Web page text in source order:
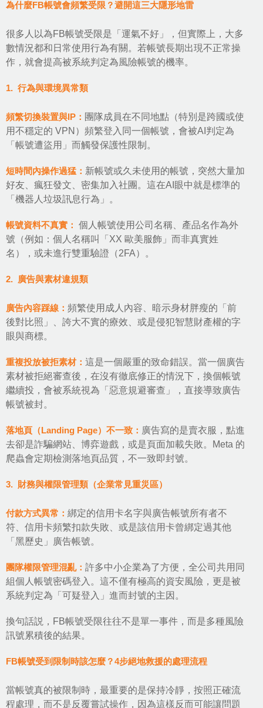
為什麼FB帳號會頻繁受限？避開這三大隱形地雷
很多人以為FB帳號受限是「運氣不好」，但實際上，大多
數情況都和日常使用行為有關。若帳號長期出現不正常操
作，就會提高被系統判定為風險帳號的機率。
1. 行為與環境異常類
頻繁切換裝置與IP： 團隊成員在不同地點（特別是跨國或使
用不穩定的 VPN）頻繁登入同一個帳號，會被AI判定為
「帳號遭盜用」而觸發保護性限制。
短時間內操作過猛： 新帳號或久未使用的帳號，突然大量加
好友、瘋狂發文、密集加入社團。這在AI眼中就是標準的
「機器人垃圾訊息行為」。
帳號資料不真實： 個人帳號使用公司名稱、產品名作為外
號（例如：個人名稱叫「XX 歐美服飾」而非真實姓
名），或未進行雙重驗證（2FA）。
2. 廣告與素材違規類
廣告內容踩線： 頻繁使用成人內容、暗示身材胖瘦的「前
後對比照」、誇大不實的療效、或是侵犯智慧財產權的字
眼與商標。
重複投放被拒素材： 這是一個嚴重的致命錯誤。當一個廣告
素材被拒絕審查後，在沒有徹底修正的情況下，換個帳號
繼續投，會被系統視為「惡意規避審查」，直接導致廣告
帳號被封。
落地頁（Landing Page）不一致： 廣告寫的是賣衣服，點進
去卻是詐騙網站、博弈遊戲，或是頁面加載失敗。Meta 的
爬蟲會定期檢測落地頁品質，不一致即封號。
3. 財務與權限管理類（企業常見重災區）
付款方式異常： 綁定的信用卡名字與廣告帳號所有者不
符、信用卡頻繁扣款失敗、或是該信用卡曾綁定過其他
「黑歷史」廣告帳號。
團隊權限管理混亂： 許多中小企業為了方便，全公司共用同
組個人帳號密碼登入。這不僅有極高的資安風險，更是被
系統判定為「可疑登入」進而封號的主因。
換句話説，FB帳號受限往往不是單一事件，而是多種風險
訊號累積後的結果。
FB帳號受到限制時該怎麼？4步絕地救援的處理流程
當帳號真的被限制時，最重要的是保持冷靜，按照正確流
程處理，而不是反覆嘗試操作，因為這樣反而可能讓問題